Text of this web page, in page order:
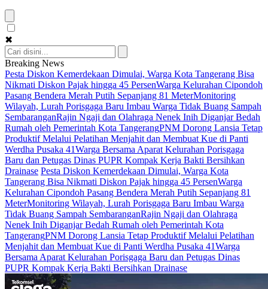
✖
Breaking News
Pesta Diskon Kemerdekaan Dimulai, Warga Kota Tangerang Bisa
Nikmati Diskon Pajak hingga 45 PersenWarga Kelurahan Cipondoh
Pasang Bendera Merah Putih Sepanjang 81 MeterMonitoring
Wilayah, Lurah Porisgaga Baru Imbau Warga Tidak Buang Sampah
SembaranganRajin Ngaji dan Olahraga Nenek Inih Diganjar Bedah
Rumah oleh Pemerintah Kota TangerangPNM Dorong Lansia Tetap
Produktif Melalui Pelatihan Menjahit dan Membuat Kue di Panti
Werdha Pusaka 41Warga Bersama Aparat Kelurahan Porisgaga
Baru dan Petugas Dinas PUPR Kompak Kerja Bakti Bersihkan
Drainase Pesta Diskon Kemerdekaan Dimulai, Warga Kota
Tangerang Bisa Nikmati Diskon Pajak hingga 45 PersenWarga
Kelurahan Cipondoh Pasang Bendera Merah Putih Sepanjang 81
MeterMonitoring Wilayah, Lurah Porisgaga Baru Imbau Warga
Tidak Buang Sampah SembaranganRajin Ngaji dan Olahraga
Nenek Inih Diganjar Bedah Rumah oleh Pemerintah Kota
TangerangPNM Dorong Lansia Tetap Produktif Melalui Pelatihan
Menjahit dan Membuat Kue di Panti Werdha Pusaka 41Warga
Bersama Aparat Kelurahan Porisgaga Baru dan Petugas Dinas
PUPR Kompak Kerja Bakti Bersihkan Drainase